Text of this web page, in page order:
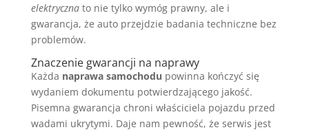
elektrycznato nie tylko wymóg prawny, ale i
gwarancja, że auto przejdzie badania techniczne bez
problemów.
Znaczenie gwarancji na naprawy
Każda naprawa samochodu powinna kończyć się
wydaniem dokumentu potwierdzającego jakość.
Pisemna gwarancja chroni właściciela pojazdu przed
wadami ukrytymi. Daje nam pewność, że serwis jest